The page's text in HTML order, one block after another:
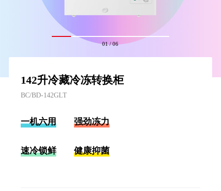
01/06
142升冷藏冷冻转换柜
BC/BD-142GLT
一机六用 强劲冻力
速冷锁鲜 健康抑菌